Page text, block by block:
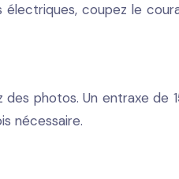
électriques, coupez le
photos. Un entraxe
nécessaire.